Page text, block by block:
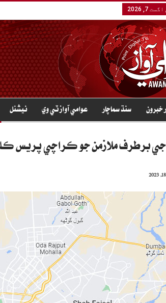
7, 2026
خبرون سنڌ سماچار عوامي آواز ٽي وي نيشنل
جي برطرف ملازمن جو ڪراچي پريس